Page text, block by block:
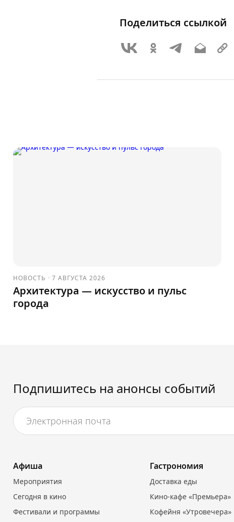
Поделиться ссылкой
НОВОСТЬ ·7 АВГУСТА 2026
Архитектура — искусство и пульс
города
Подпишитесь на анонсы событий
Афиша
Мероприятия
Сегодня в кино
Фестивали и программы
Гастрономия
Доставка еды
Кино-кафе «Премьера»
Кофейня «Утровечера»